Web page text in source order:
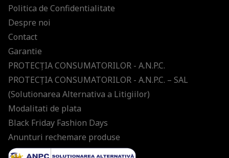
Politica de Confidentialitate
Despre noi
Contact
Garantie
PROTECŢIA CONSUMATORILOR - A.N.P.C.
PROTECŢIA CONSUMATORILOR - A.N.P.C. – SAL
(Solutionarea Alternativa a Litigiilor)
Modalitati de plata
Black Friday Fashion Days
Anunturi rechemare produse